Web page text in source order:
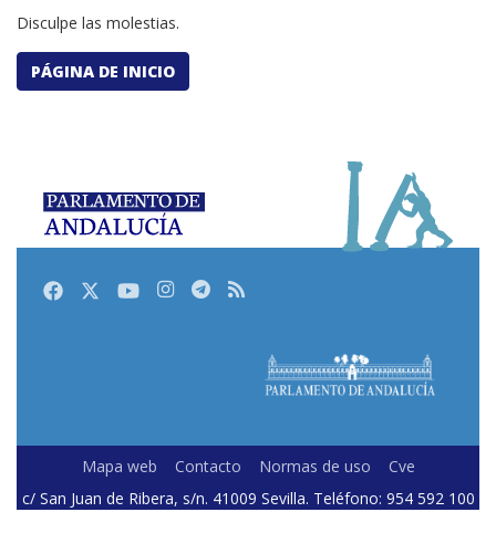
Disculpe las molestias.
PÁGINA DE INICIO
FacebookTwitterYoutubeInstagram
Telegram
RSS
Mapa web Contacto Normas de uso
Cve
c/ San Juan de Ribera, s/n. 41009 Sevilla. Teléfono: 954 592 100